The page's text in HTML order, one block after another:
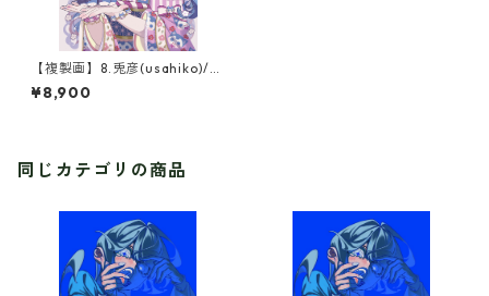
【複製画】8.兎彦(usahiko)/犬
張子ちゃん(1点限定)
¥8,900
同じカテゴリの商品